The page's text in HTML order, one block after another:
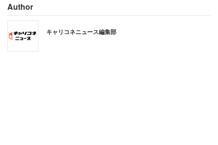
2位はJR京葉線の「葛西臨海公園駅」（5.7万円、14分、
Author
キャリコネニュース編集部